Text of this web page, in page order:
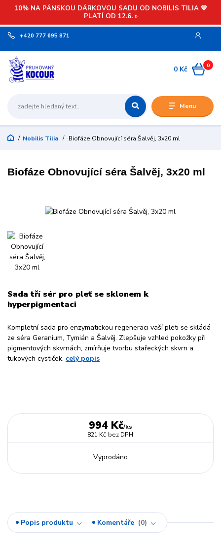
10% NA PÁNSKOU DÁRKOVOU SADU OD NOBILIS TILIA 💙
PLATÍ OD 12.6. »
Menu
+420 777 695 871
0
0 Kč
Nobilis Tilia Biofáze Obnovující séra Šalvěj, 3x20 ml
Biofáze Obnovující séra Šalvěj, 3x20 ml
Sada tří sér pro pleť se sklonem k
hyperpigmentaci
Kompletní sada pro enzymatickou regeneraci vaší pleti se skládá
ze séra Geranium, Tymián a Šalvěj. Zlepšuje vzhled pokožky při
pigmentových skvrnách, zmírňuje tvorbu stařeckých skvrn a
tukových cystiček. celý popis
994 Kč/ks
821 Kč bez DPH
Vyprodáno
Popis produktu Komentáře 0